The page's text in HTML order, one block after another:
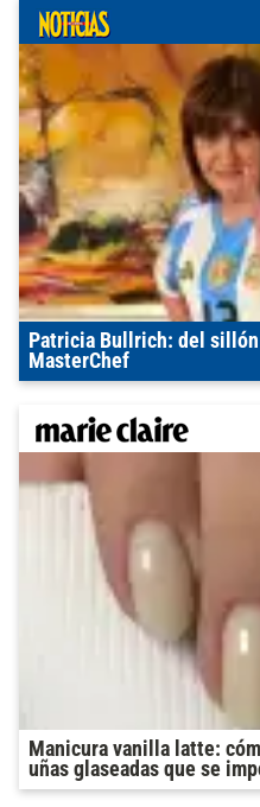
Patricia Bullrich: del sillón
MasterChef
Manicura vanilla latte:
uñas glaseadas que se